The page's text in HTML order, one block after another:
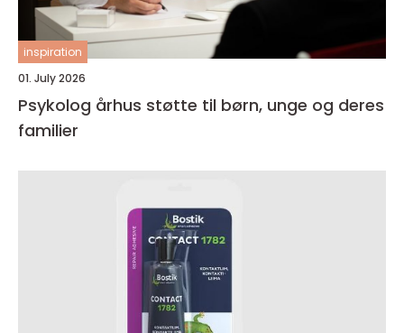
inspiration
01. July 2026
Psykolog århus støtte til børn, unge og deres
familier